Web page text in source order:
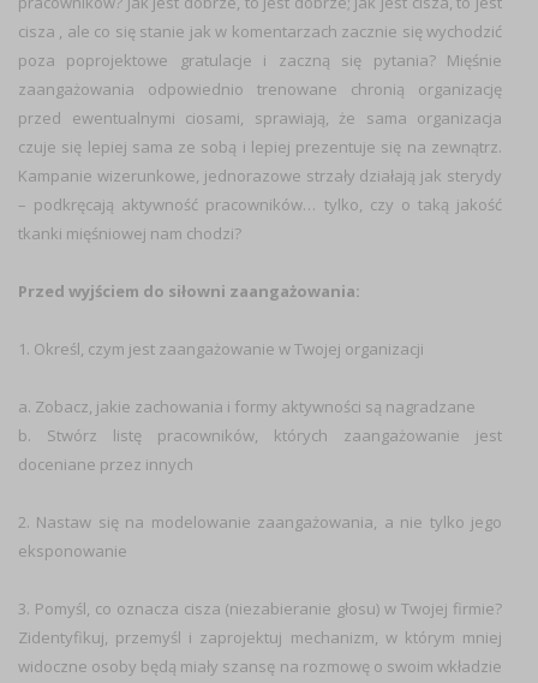
cisza , ale co się stanie jak w komentarzach zacznie się wychodzić
poza poprojektowe gratulacje i zaczną się pytania? Mięśnie
zaangażowania odpowiednio trenowane chronią organizację
przed ewentualnymi ciosami, sprawiają, że sama organizacja
czuje się lepiej sama ze sobą i lepiej prezentuje się na zewnątrz.
Kampanie wizerunkowe, jednorazowe strzały działają jak sterydy
– podkręcają aktywność pracowników… tylko, czy o taką jakość
tkanki mięśniowej nam chodzi?
Przed wyjściem do siłowni zaangażowania:
1. Określ, czym jest zaangażowanie w Twojej organizacji
a. Zobacz, jakie zachowania i formy aktywności są nagradzane
b. Stwórz listę pracowników, których zaangażowanie jest
doceniane przez innych
2. Nastaw się na modelowanie zaangażowania, a nie tylko jego
eksponowanie
3. Pomyśl, co oznacza cisza (niezabieranie głosu) w Twojej firmie?
Zidentyfikuj, przemyśl i zaprojektuj mechanizm, w którym mniej
widoczne osoby będą miały szansę na rozmowę o swoim wkładzie